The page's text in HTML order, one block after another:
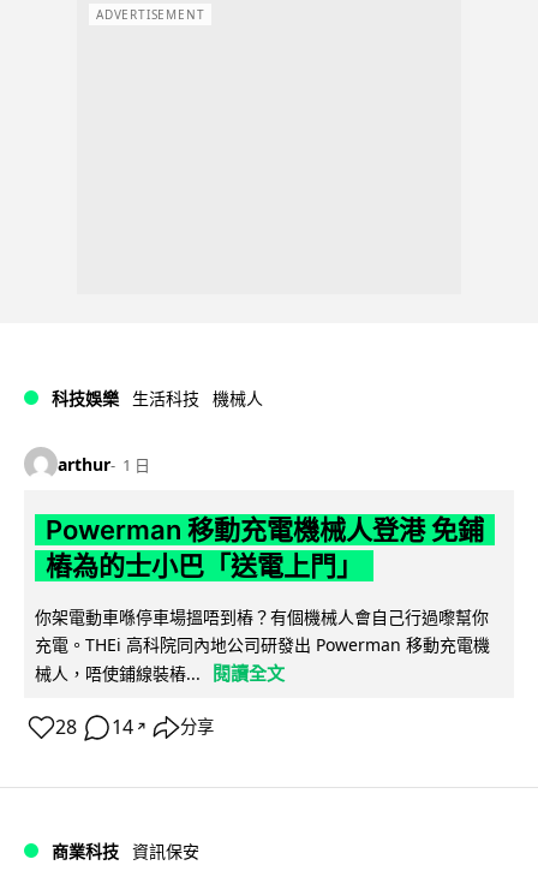
ADVERTISEMENT
科技娛樂 生活科技 機械人
arthur 1 日
Powerman 移動充電機械人登港 免鋪
樁為的士小巴「送電上門」
你架電動車喺停車場搵唔到樁？有個機械人會自己行過嚟幫你
充電。THEi 高科院同內地公司研發出 Powerman 移動充電機
械人，唔使鋪線裝樁...
閱讀全文
28 14 ↗ 分享
商業科技 資訊保安